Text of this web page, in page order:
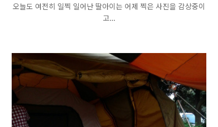
오늘도 여전히 일찍 일어난 딸아이는 어제 찍은 사진을 감상중이
고...